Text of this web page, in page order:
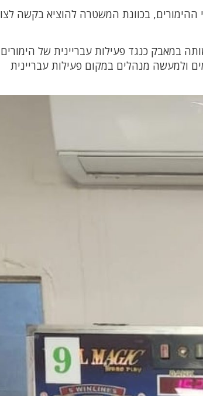
בכוונת המשטרה להוציא בקשה לצו
במאבק כנגד פעילות עבריינית של הימורים
ולמעשה מנהלים במקום פעילות עבריינית